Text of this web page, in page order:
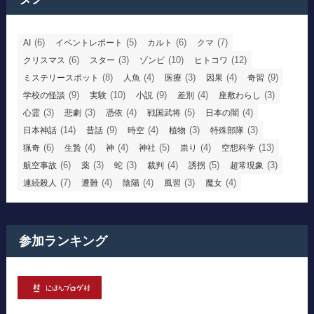
AI (6) イベントレポート (5) カルト (6) クマ (7)
クリスマス (6) スター (3) ゾンビ (10) ヒトコワ (12)
ミステリースポット (8) 人魚 (4) 医療 (3) 因果 (4) 奇習 (9)
学校の怪談 (9) 実験 (10) 小説 (9) 差別 (4) 座敷わらし (3)
心霊 (3) 悲劇 (3) 憑依 (4) 戦国武将 (5) 日本の闇 (4)
日本神話 (14) 昔話 (9) 時空 (4) 植物 (3) 特殊部隊 (3)
猟奇 (6) 生贄 (4) 神 (4) 神社 (5) 祟り (4) 空想科学 (13)
航空事故 (6) 薬 (3) 蛇 (3) 裁判 (4) 誘拐 (5) 超常現象 (3)
連続殺人 (7) 遭難 (4) 陰陽 (4) 風習 (3) 魔女 (4)
参加ランキング